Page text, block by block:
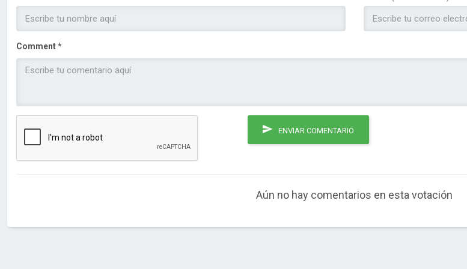
Comment *
ENVIAR COMENTARIO
Aún no hay comentarios en esta votación